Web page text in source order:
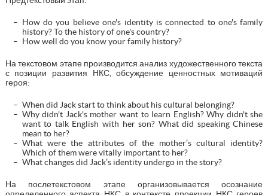
How do you believe one's identity is connected to one's family
history? To the history of one's country?
How well do you know your family history?
На текстовом этапе производится анализ художественного текста
с позиции развития НКС, обсуждение ценностных мотиваций
героя:
When did Jack start to think about his cultural belonging?
Why didn't Jack's mother want to learn English? Why didn't she
want to talk English with her son? What did speaking Chinese
mean to her?
What were the attributes of the mother’s cultural identity?
Which of them were vitally important to her?
What changes did Jack’s identity undergo in the story?
На послетекстовом этапе организовывается осознание